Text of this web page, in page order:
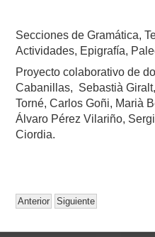
Secciones de Gramática,
Actividades, Epigrafía,
Proyecto colaborativo de
Cabanillas, Sebastià
Torné, Carlos Goñi, Marià
Álvaro Pérez Vilariño,
Ciordia.
Anterior Siguiente